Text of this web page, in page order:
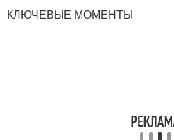
КЛЮЧЕВЫЕ МОМЕНТЫ